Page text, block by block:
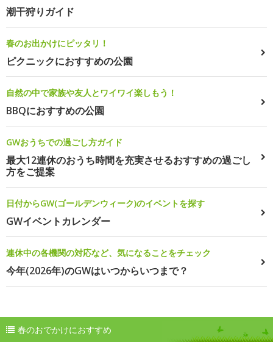
潮干狩りガイド
春のお出かけにピッタリ！
ピクニックにおすすめの公園
自然の中で家族や友人とワイワイ楽しもう！
BBQにおすすめの公園
GWおうちでの過ごし方ガイド
最大12連休のおうち時間を充実させるおすすめの過ごし
方をご提案
日付からGW(ゴールデンウィーク)のイベントを探す
GWイベントカレンダー
連休中の各機関の対応など、気になることをチェック
今年(2026年)のGWはいつからいつまで？
春のおでかけにおすすめ